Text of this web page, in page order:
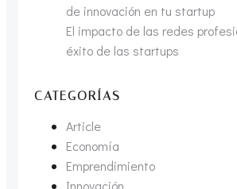
de innovación en tu startup
El impacto de las redes
éxito de las startups
CATEGORÍAS
Article
Economía
Emprendimiento
Innovación